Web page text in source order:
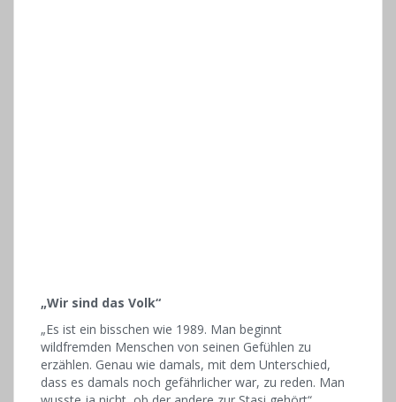
„Wir sind das Volk“
„Es ist ein bisschen wie 1989. Man beginnt
wildfremden Menschen von seinen Gefühlen zu
erzählen. Genau wie damals, mit dem Unterschied,
dass es damals noch gefährlicher war, zu reden. Man